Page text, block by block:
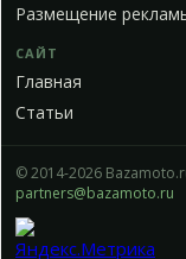
Размещение
САЙТ
Главная
Статьи
© 2014-2026
partners@bazamoto.ru